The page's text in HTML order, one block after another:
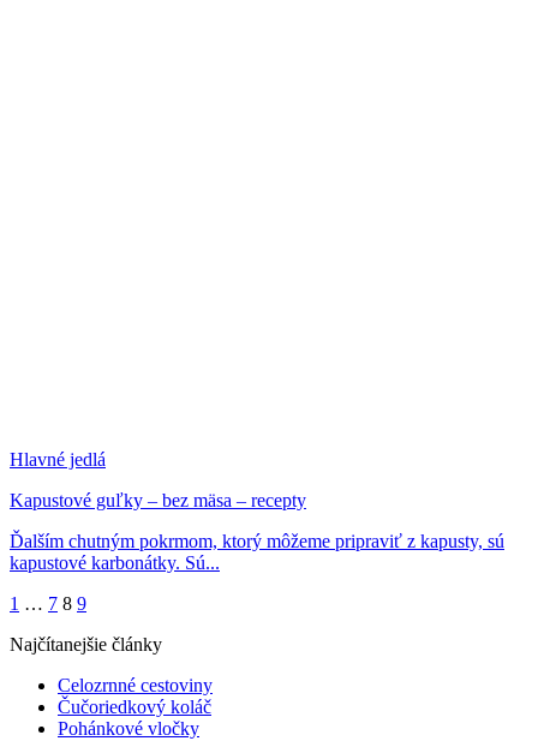
Hlavné jedlá
Kapustové guľky – bez mäsa – recepty
Ďalším chutným pokrmom, ktorý môžeme pripraviť z kapusty, sú
kapustové karbonátky. Sú...
1 … 7 8 9
Najčítanejšie články
Celozrnné cestoviny
Čučoriedkový koláč
Pohánkové vločky